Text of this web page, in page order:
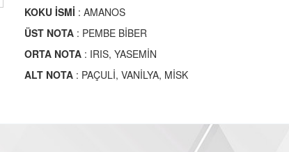
KOKU İSMİ : AMANOS
ÜST NOTA : PEMBE BİBER
ORTA NOTA : IRIS, YASEMİN
ALT NOTA : PAÇULİ, VANİLYA, MİSK